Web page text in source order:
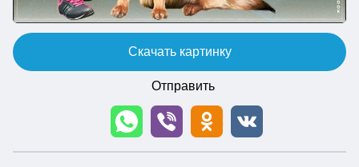
Скачать картинку
Отправить